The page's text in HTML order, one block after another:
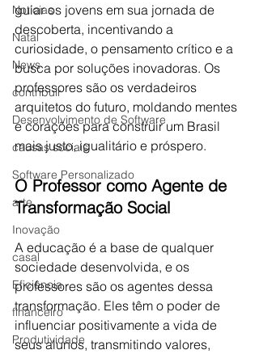
Notícias
Natal
News
contribuir
Desenvolvimento de Software
causas sociais
Software Personalizado
arte
Inovação
casal
Eficiência
financeiro
Produtividade
guiar os jovens em sua jornada de
descoberta, incentivando a
curiosidade, o pensamento crítico e a
busca por soluções inovadoras. Os
professores são os verdadeiros
arquitetos do futuro, moldando mentes
e corações para construir um Brasil
mais justo, igualitário e próspero.
O Professor como Agente de
Transformação Social
A educação é a base de qualquer
sociedade desenvolvida, e os
professores são os agentes dessa
transformação. Eles têm o poder de
influenciar positivamente a vida de
seus alunos, transmitindo valores,